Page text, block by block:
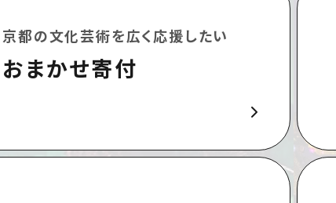
京都の文化芸術を広く応援したい
おまかせ寄付